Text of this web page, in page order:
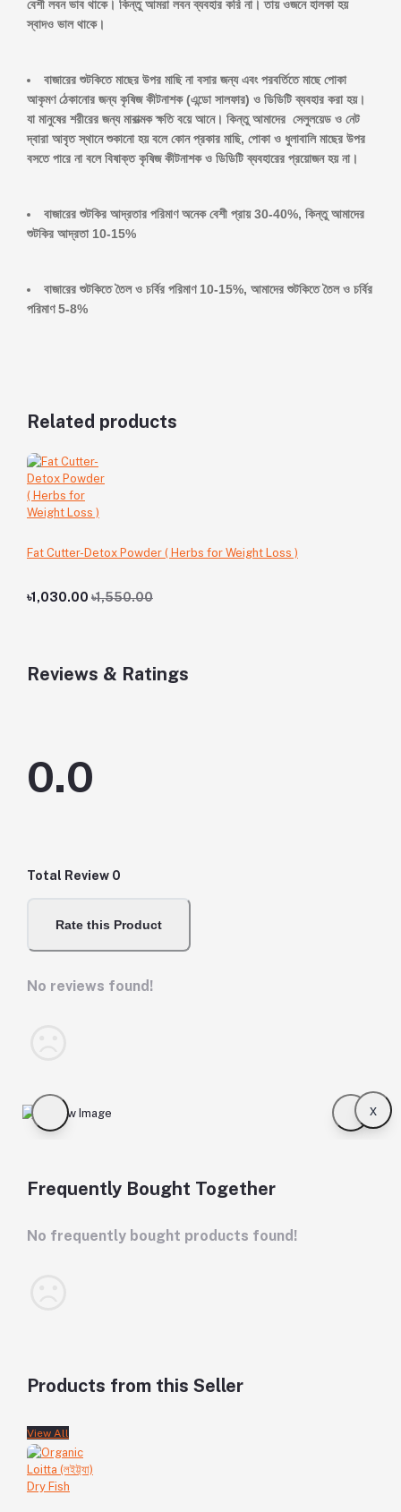
বেশী লবন ভাব থাকে। কিন্তু আমরা লবন ব্যবহার করি না। তায় ওজনে হালকা হয়
স্বাদও ভাল থাকে।
বাজারের শুটকিতে মাছের উপর মাছি না বসার জন্য এবং পরবর্তিতে মাছে পোকা
আকৃমণ ঠেকানোর জন্য কৃষিজ কীটনাশক (এন্ডো সালফার) ও ডিডিটি ব্যবহার করা হয়।
যা মানুষের শরীরের জন্য মারাত্মক ক্ষতি বয়ে আনে। কিন্তু আমাদের সেলুলয়েড ও নেট
দ্বারা আবৃত স্থানে শুকানো হয় বলে কোন প্রকার মাছি, পোকা ও ধুলাবালি মাছের উপর
বসতে পারে না বলে বিষাক্ত কৃষিজ কীটনাশক ও ডিডিটি ব্যবহারের প্রয়োজন হয় না।
বাজারের শুটকির আদ্রতার পরিমাণ অনেক বেশী প্রায় 30-40%, কিন্তু আমাদের
শুটকির আদ্রতা 10-15%
বাজারের শুটকিতে তৈল ও চর্বির পরিমাণ 10-15%, আমাদের শুটকিতে তৈল ও চর্বির
পরিমাণ 5-8%
Related products
Fat Cutter-Detox Powder ( Herbs for Weight Loss )
৳1,030.00 ৳1,550.00
Reviews & Ratings
0.0
Total Review 0
Rate this Product
No reviews found!
x
Frequently Bought Together
No frequently bought products found!
Products from this Seller
View All